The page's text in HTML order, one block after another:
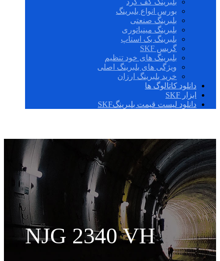
بلبرینگ کف گرد
بورس انواع بلبرینگ
بلبرینگ صنعتی
بلبرینگ مینیاتوری
بلبرینگ بک استاپ
گریس SKF
بلبرینگ های خود تنظیم
ویژگی های بلبرینگ اصلی
خرید بلبرینگ ارزان
دانلود کاتالوگ ها
ابزار SKF
دانلود لیست قیمت بلبرینگSKF
NJG 2340 VH